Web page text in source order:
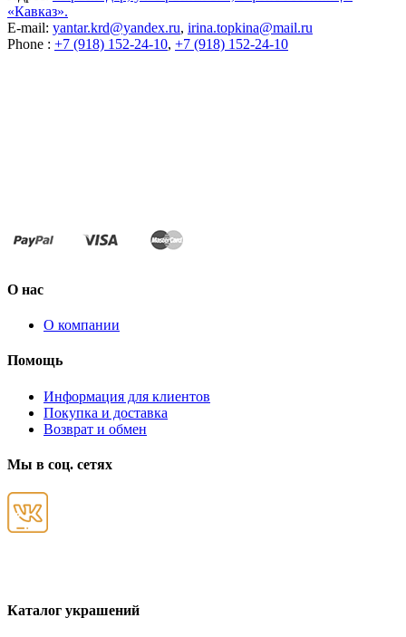
«Кавказ».
E-mail: yantar.krd@yandex.ru, irina.topkina@mail.ru
Phone : +7 (918) 152-24-10, +7 (918) 152-24-10
О нас
О компании
Помощь
Информация для клиентов
Покупка и доставка
Возврат и обмен
Мы в соц. сетях
Каталог украшений